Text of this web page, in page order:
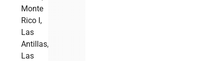
Monte
Rico I,
Las
Antillas,
Las